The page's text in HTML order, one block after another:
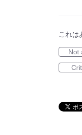
これは
Not